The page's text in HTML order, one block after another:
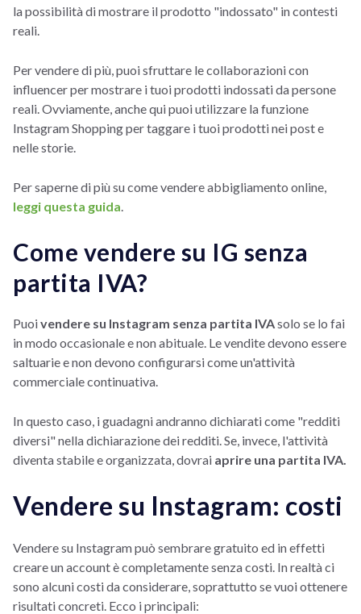
la possibilità di mostrare il prodotto "indossato" in contesti
reali.
Per vendere di più, puoi sfruttare le collaborazioni con
influencer per mostrare i tuoi prodotti indossati da persone
reali. Ovviamente, anche qui puoi utilizzare la funzione
Instagram Shopping per taggare i tuoi prodotti nei post e
nelle storie.
Per saperne di più su come vendere abbigliamento online,
leggi questa guida
Come vendere su IG senza
partita IVA?
Puoivendere su Instagram senza partita IVAsolo se lo fai
in modo occasionale e non abituale. Le vendite devono essere
saltuarie e non devono configurarsi come un'attività
commerciale continuativa.
In questo caso, i guadagni andranno dichiarati come "redditi
diversi" nella dichiarazione dei redditi. Se, invece, l'attività
diventa stabile e organizzata, dovrai aprire una partita IVA.
Vendere su Instagram: costi
Vendere su Instagram può sembrare gratuito ed in effetti
creare un account è completamente senza costi. In realtà ci
sono alcuni costi da considerare, soprattutto se vuoi ottenere
risultati concreti. Ecco i principali: